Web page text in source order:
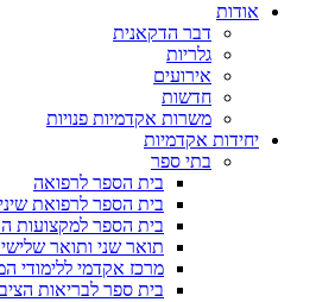
אודות
דבר הדקאנית
גלריות
אירועים
חדשות
משרות אקדמיות פנויות
יחידות אקדמיות
בתי ספר
בית הספר לרפואה
בית הספר לרפואת
בית הספר למקצועות
תואר שני ותואר
מרכז אקדמי ללימודי
בית ספר לבריאות